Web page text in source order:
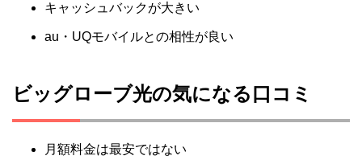
キャッシュバックが大きい
au・UQモバイルとの相性が良い
ビッグローブ光の気になる口コミ
月額料金は最安ではない